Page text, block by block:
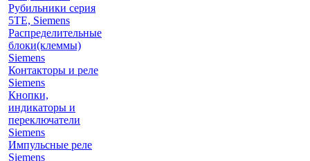
Рубильники серия
5TE, Siemens
Распределительные
блоки(клеммы)
Siemens
Контакторы и реле
Siemens
Кнопки,
индикаторы и
переключатели
Siemens
Импульсные реле
Siemens